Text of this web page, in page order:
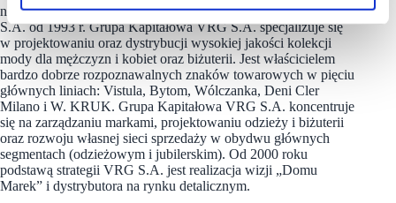
notowaną na Giełdzie Papierów Wartościowych w Warszawie
S.A. od 1993 r. Grupa Kapitałowa VRG S.A. specjalizuje się
w projektowaniu oraz dystrybucji wysokiej jakości kolekcji
mody dla mężczyzn i kobiet oraz biżuterii. Jest właścicielem
bardzo dobrze rozpoznawalnych znaków towarowych w pięciu
głównych liniach: Vistula, Bytom, Wólczanka, Deni Cler
Milano i W. KRUK. Grupa Kapitałowa VRG S.A. koncentruje
się na zarządzaniu markami, projektowaniu odzieży i biżuterii
oraz rozwoju własnej sieci sprzedaży w obydwu głównych
segmentach (odzieżowym i jubilerskim). Od 2000 roku
podstawą strategii VRG S.A. jest realizacja wizji „Domu
Marek” i dystrybutora na rynku detalicznym.